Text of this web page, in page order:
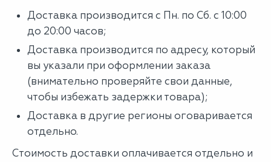
Доставка производится с Пн. по Сб. с 10:00
до 20:00 часов;
Доставка производится по адресу, который
вы указали при оформлении заказа
(внимательно проверяйте свои данные,
чтобы избежать задержки товара);
Доставка в другие регионы оговаривается
отдельно.
Стоимость доставки оплачивается отдельно и